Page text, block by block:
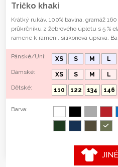
Tričko khaki
Krátký rukáv, 100% bavlna, gramáž
průkrčníku z žebrového úpletu s 5 %
ramene k rameni, silikonová úprava.
Pánské/Uni: XS S M L
Dámské:
XS S M L
Dětské:
110 122 134 146
Barva: